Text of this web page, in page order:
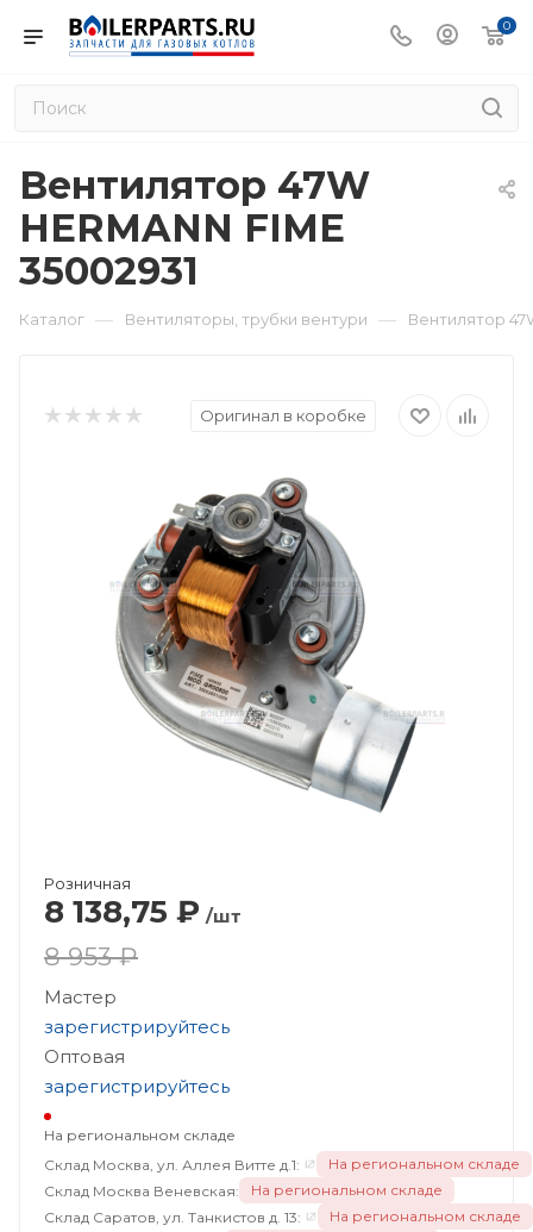
0
Вентилятор 47W
HERMANN FIME
35002931
Каталог — Вентиляторы, трубки вентури — Вентилятор
Оригинал в коробке
Розничная
8 138,75 ₽ /шт
8 953 ₽
Мастер
зарегистрируйтесь
Оптовая
зарегистрируйтесь
На региональном складе
Склад Москва, ул. Аллея Витте д.1:
На региональном складе
Склад Москва Веневская:
На региональном складе
Склад Саратов, ул. Танкистов д. 13:
На региональном складе